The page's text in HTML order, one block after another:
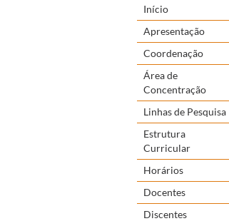
Início
Apresentação
Coordenação
Área de
Concentração
Linhas de Pesquisa
Estrutura
Curricular
Horários
Docentes
Discentes